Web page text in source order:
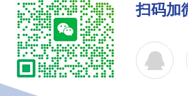
扫码加